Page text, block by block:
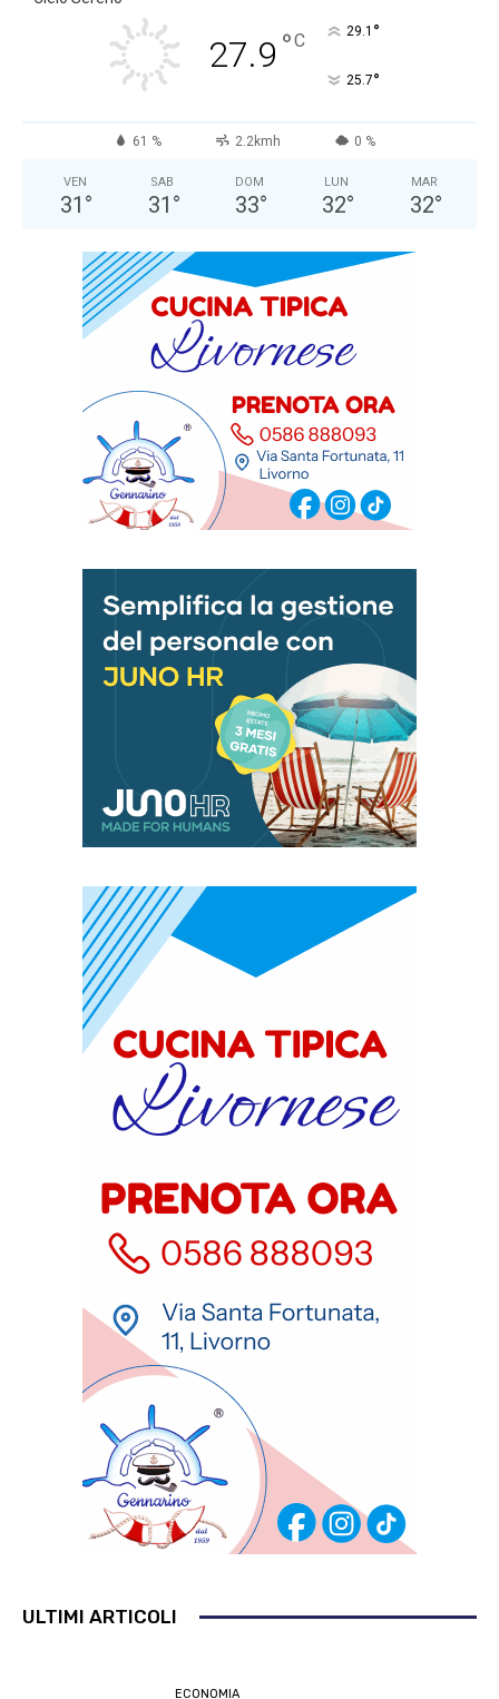
27.9 °C 29.1 °
25.7°
61 % 2.2kmh 0 %
VEN
31 °
SAB
31 °
DOM
33°
LUN
32°
MAR
32°
ULTIMI ARTICOLI
ECONOMIA